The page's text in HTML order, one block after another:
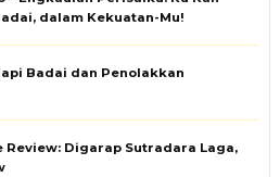
dalam Kekuatan-Mu!
Badai dan Penolakkan
Review: Digarap Sutradara Laga,